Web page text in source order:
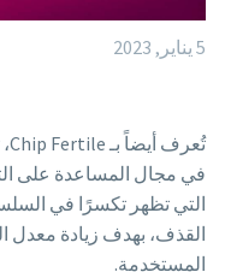
5 يناير, 2023
في مجال المساعدة على
التي تظهر تكسرًا في
القذف، بهدف زيادة معدل
المستخدمة.